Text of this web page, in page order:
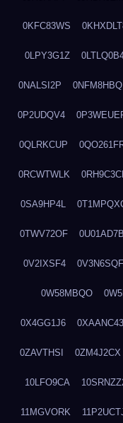
0KFC83WS
0LPY3G1Z
0NALSI2P 0NFM8HBQ
0P2UDQV4
0QLRKCUP
0RCWTWLK
0SA9HP4L
0TWV72OF 0U01AD7B
0V2IXSF4 0V3N6SQF
0W58MBQO
0X4GG1J6 0XAANC43
0ZAVTHSI 0ZM4J2CX
10LFO9CA
11MGVORK